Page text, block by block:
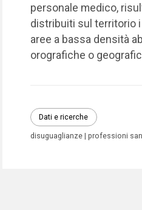
personale medico,
distribuiti sul territorio
aree a bassa densità
orografiche o
Dati e ricerche
disuguaglianze professioni